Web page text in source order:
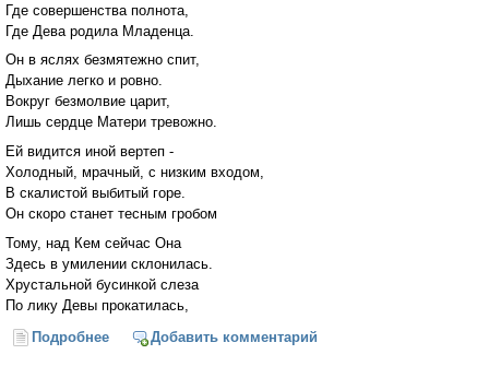
Где совершенства полнота,
Где Дева родила Младенца.
Он в яслях безмятежно спит,
Дыхание легко и ровно.
Вокруг безмолвие царит,
Лишь сердце Матери тревожно.
Ей видится иной вертеп -
Холодный, мрачный, с низким входом,
В скалистой выбитый горе.
Он скоро станет тесным гробом
Тому, над Кем сейчас Она
Здесь в умилении склонилась.
Хрустальной бусинкой слеза
По лику Девы прокатилась,
Подробнее о Рождество
Добавить комментарий